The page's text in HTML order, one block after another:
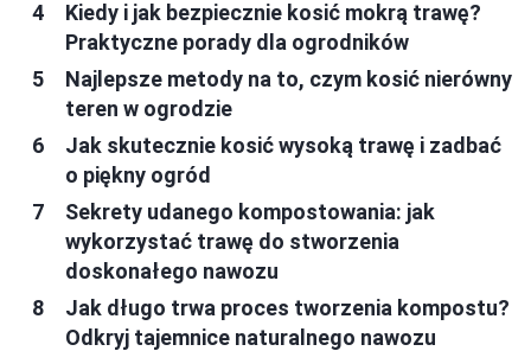
Kiedy i jak bezpiecznie kosić mokrą trawę?
Praktyczne porady dla ogrodników
Najlepsze metody na to, czym kosić nierówny
teren w ogrodzie
Jak skutecznie kosić wysoką trawę i zadbać
o piękny ogród
Sekrety udanego kompostowania: jak
wykorzystać trawę do stworzenia
doskonałego nawozu
Jak długo trwa proces tworzenia kompostu?
Odkryj tajemnice naturalnego nawozu